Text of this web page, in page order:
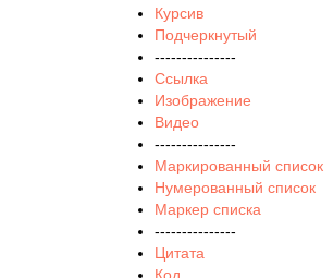
Курсив
Подчеркнутый
---------------
Ссылка
Изображение
Видео
---------------
Маркированный список
Нумерованный список
Маркер списка
---------------
Цитата